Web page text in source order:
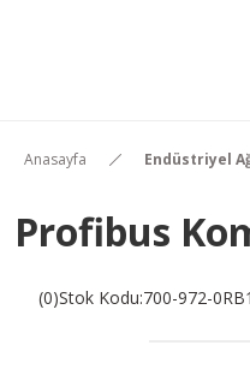
Anasayfa Endüstriyel
Profibus
(0)Stok Kodu:700-972-